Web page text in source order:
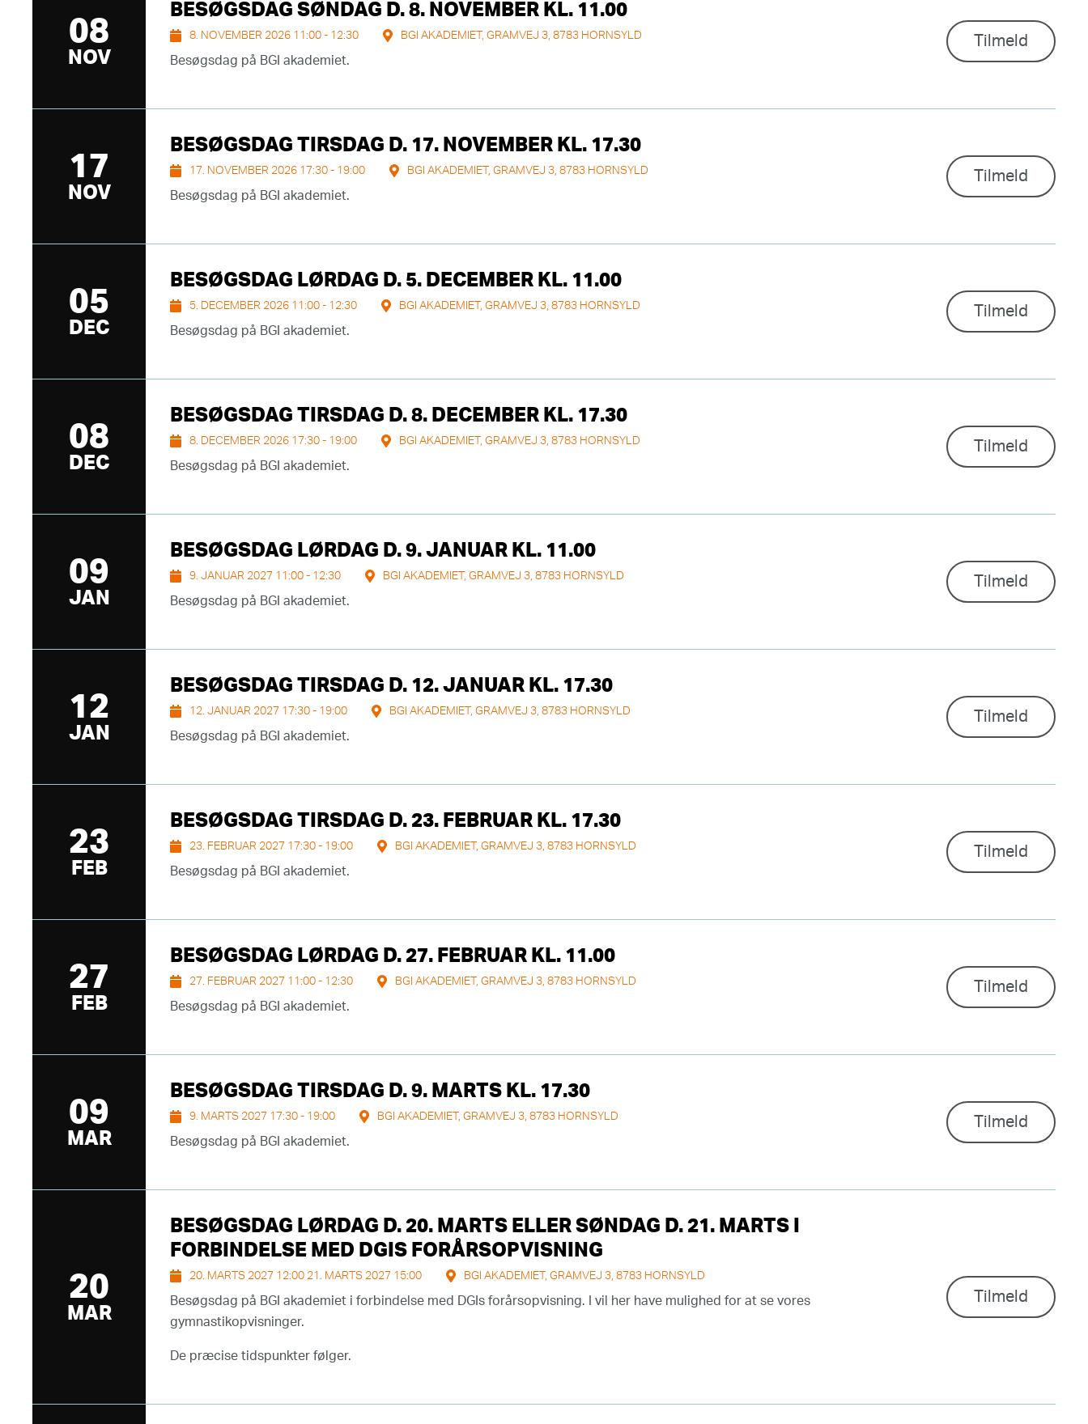
08
NOV
BESØGSDAG SØNDAG D. 8. NOVEMBER KL. 11.00
8. NOVEMBER 2026 11:00 - 12:30 BGI AKADEMIET, GRAMVEJ 3, 8783 HORNSYLD
Besøgsdag på BGI akademiet.
Tilmeld
17
NOV
BESØGSDAG TIRSDAG D. 17. NOVEMBER KL. 17.30
17. NOVEMBER 2026 17:30 - 19:00 BGI AKADEMIET, GRAMVEJ 3, 8783 HORNSYLD
Besøgsdag på BGI akademiet.
Tilmeld
05
DEC
BESØGSDAG LØRDAG D. 5. DECEMBER KL. 11.00
5. DECEMBER 2026 11:00 - 12:30 BGI AKADEMIET, GRAMVEJ 3, 8783 HORNSYLD
Besøgsdag på BGI akademiet.
Tilmeld
08
DEC
BESØGSDAG TIRSDAG D. 8. DECEMBER KL. 17.30
8. DECEMBER 2026 17:30 - 19:00 BGI AKADEMIET, GRAMVEJ 3, 8783 HORNSYLD
Besøgsdag på BGI akademiet.
Tilmeld
09
JAN
BESØGSDAG LØRDAG D. 9. JANUAR KL. 11.00
9. JANUAR 2027 11:00 - 12:30 BGI AKADEMIET, GRAMVEJ 3, 8783 HORNSYLD
Besøgsdag på BGI akademiet.
Tilmeld
12
JAN
BESØGSDAG TIRSDAG D. 12. JANUAR KL. 17.30
12. JANUAR 2027 17:30 - 19:00 BGI AKADEMIET, GRAMVEJ 3, 8783 HORNSYLD
Besøgsdag på BGI akademiet.
Tilmeld
23
FEB
BESØGSDAG TIRSDAG D. 23. FEBRUAR KL. 17.30
23. FEBRUAR 2027 17:30 - 19:00 BGI AKADEMIET, GRAMVEJ 3, 8783 HORNSYLD
Besøgsdag på BGI akademiet.
Tilmeld
27
FEB
BESØGSDAG LØRDAG D. 27. FEBRUAR KL. 11.00
27. FEBRUAR 2027 11:00 - 12:30 BGI AKADEMIET, GRAMVEJ 3, 8783 HORNSYLD
Besøgsdag på BGI akademiet.
Tilmeld
09
MAR
BESØGSDAG TIRSDAG D. 9. MARTS KL. 17.30
9. MARTS 2027 17:30 - 19:00 BGI AKADEMIET, GRAMVEJ 3, 8783 HORNSYLD
Besøgsdag på BGI akademiet.
Tilmeld
20
MAR
BESØGSDAG LØRDAG D. 20. MARTS ELLER SØNDAG D. 21. MARTS I
FORBINDELSE MED DGIS FORÅRSOPVISNING
20. MARTS 2027 12:00 21. MARTS 2027 15:00 BGI AKADEMIET, GRAMVEJ 3, 8783 HORNSYLD
Besøgsdag på BGI akademiet i forbindelse med DGIs forårsopvisning. I vil her have mulighed for at se vores
gymnastikopvisninger.
De præcise tidspunkter følger.
Tilmeld